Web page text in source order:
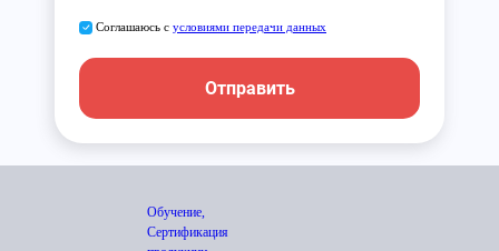
Соглашаюсь с условиями передачи данных
Отправить
Обучение,
Сертификация